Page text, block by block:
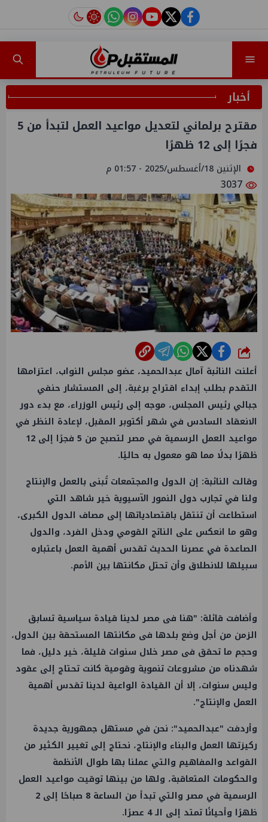
facebook
twitter
youtube
instagram
tiktok
أخبار
مقترح برلماني لتعديل مواعيد العمل لتبدأ من 5
فجرًا إلى 12 ظهرًا
الإثنين 18/أغسطس/2025 - 01:57 م
شارك
أعلنت النائبة آمال عبدالحميد، عضو مجلس النواب، اعتزامها
التقدم بطلب إبداء اقتراح برغبة، إلى المستشار حنفي
جبالي رئيس المجلس، موجه إلى رئيس الوزراء، مع بدء دور
الانعقاد السادس في شهر أكتوبر المقبل، لإعادة النظر في
مواعيد العمل
الرسمية في مصر لتصبح من 5 فجرًا إلى 12
ظهرًا بدلًا مما هو معمول به حاليًا.
وقالت النائبة: إن الدول والمجتمعات تُبنى بالعمل والإنتاج
ولنا في تجارب دول النمور الآسيوية خير شاهد التي
استطاعت أن تنتقل باقتصادياتها إلى مصاف الدول الكبرى،
وهو ما انعكس على الناتج القومي ودخل الفرد، والدول
الصاعدة في عصرنا الحديث تقدس أهمية العمل باعتباره
سبيلها للانطلاق وأن تحتل مكانتها بين الأمم.
وأضافت قائلة: "هنا فى مصر لدينا قيادة سياسية تسابق
الزمن من أجل وضع بلدها فى مكانتها المستحقة بين الدول،
وحجم ما تحقق فى مصر خلال سنوات قليلة، خير دليل، فما
شهدناه من مشروعات تنموية وقومية كانت تحتاج إلى عقود
وليس سنوات، إلا أن القيادة الواعية لدينا تقدس أهمية
العمل والإنتاج".
وأردفت "عبدالحميد": نحن في مستهل جمهورية جديدة
ركيزتها العمل والبناء والإنتاج، نحتاج إلى تغيير الكثير من
القواعد والمفاهيم والتي عملنا بها طوال الأنظمة
والحكومات المتعاقبة، ولها من بينها توقيت مواعيد العمل
الرسمية في مصر والتي تبدأ من الساعة 8 صباحًا إلى 2
ظهرًا وأحيانًا تمتد إلى الـ 4 عصرًا.